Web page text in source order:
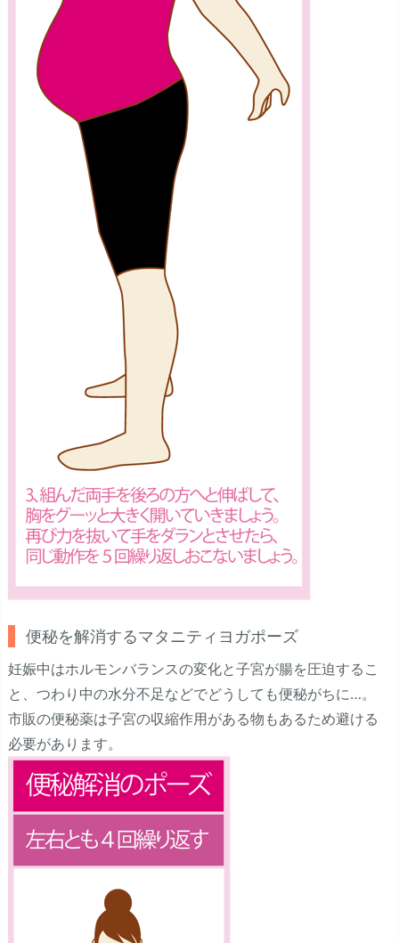
便秘を解消するマタニティヨガポーズ
妊娠中はホルモンバランスの変化と子宮が腸を圧迫するこ
と、つわり中の水分不足などでどうしても便秘がちに…。
市販の便秘薬は子宮の収縮作用がある物もあるため避ける
必要があります。